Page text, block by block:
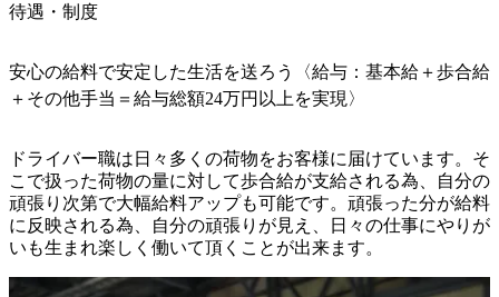
待遇・制度
安心の給料で安定した生活を送ろう〈給与：基本給＋歩合給
＋その他手当＝給与総額24万円以上を実現〉
ドライバー職は日々多くの荷物をお客様に届けています。そ
こで扱った荷物の量に対して歩合給が支給される為、自分の
頑張り次第で大幅給料アップも可能です。頑張った分が給料
に反映される為、自分の頑張りが見え、日々の仕事にやりが
いも生まれ楽しく働いて頂くことが出来ます。